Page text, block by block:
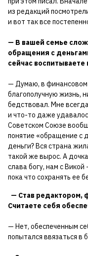
из редакций
и вот так все
— В вашей семье
обращения с
сейчас
— Думаю, в
благополучную жизнь,
бедствовал. Мне
и что-то даже
Советском Союзе
понятие «обращение с
деньги? Вся страна
такой же вырос. А
слава богу, нам с
пока что сохранять ее
— Став редактором,
Считаете себя
— Нет, обеспеченным
попытался ввязаться в